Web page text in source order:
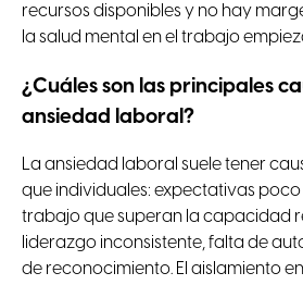
recursos disponibles y no hay
la salud mental en el trabajo
¿Cuáles son las principales
ansiedad laboral?
La ansiedad laboral suele tener
que individuales: expectativas
trabajo que superan la capacidad
liderazgo inconsistente, falta de
de reconocimiento. El aislamiento